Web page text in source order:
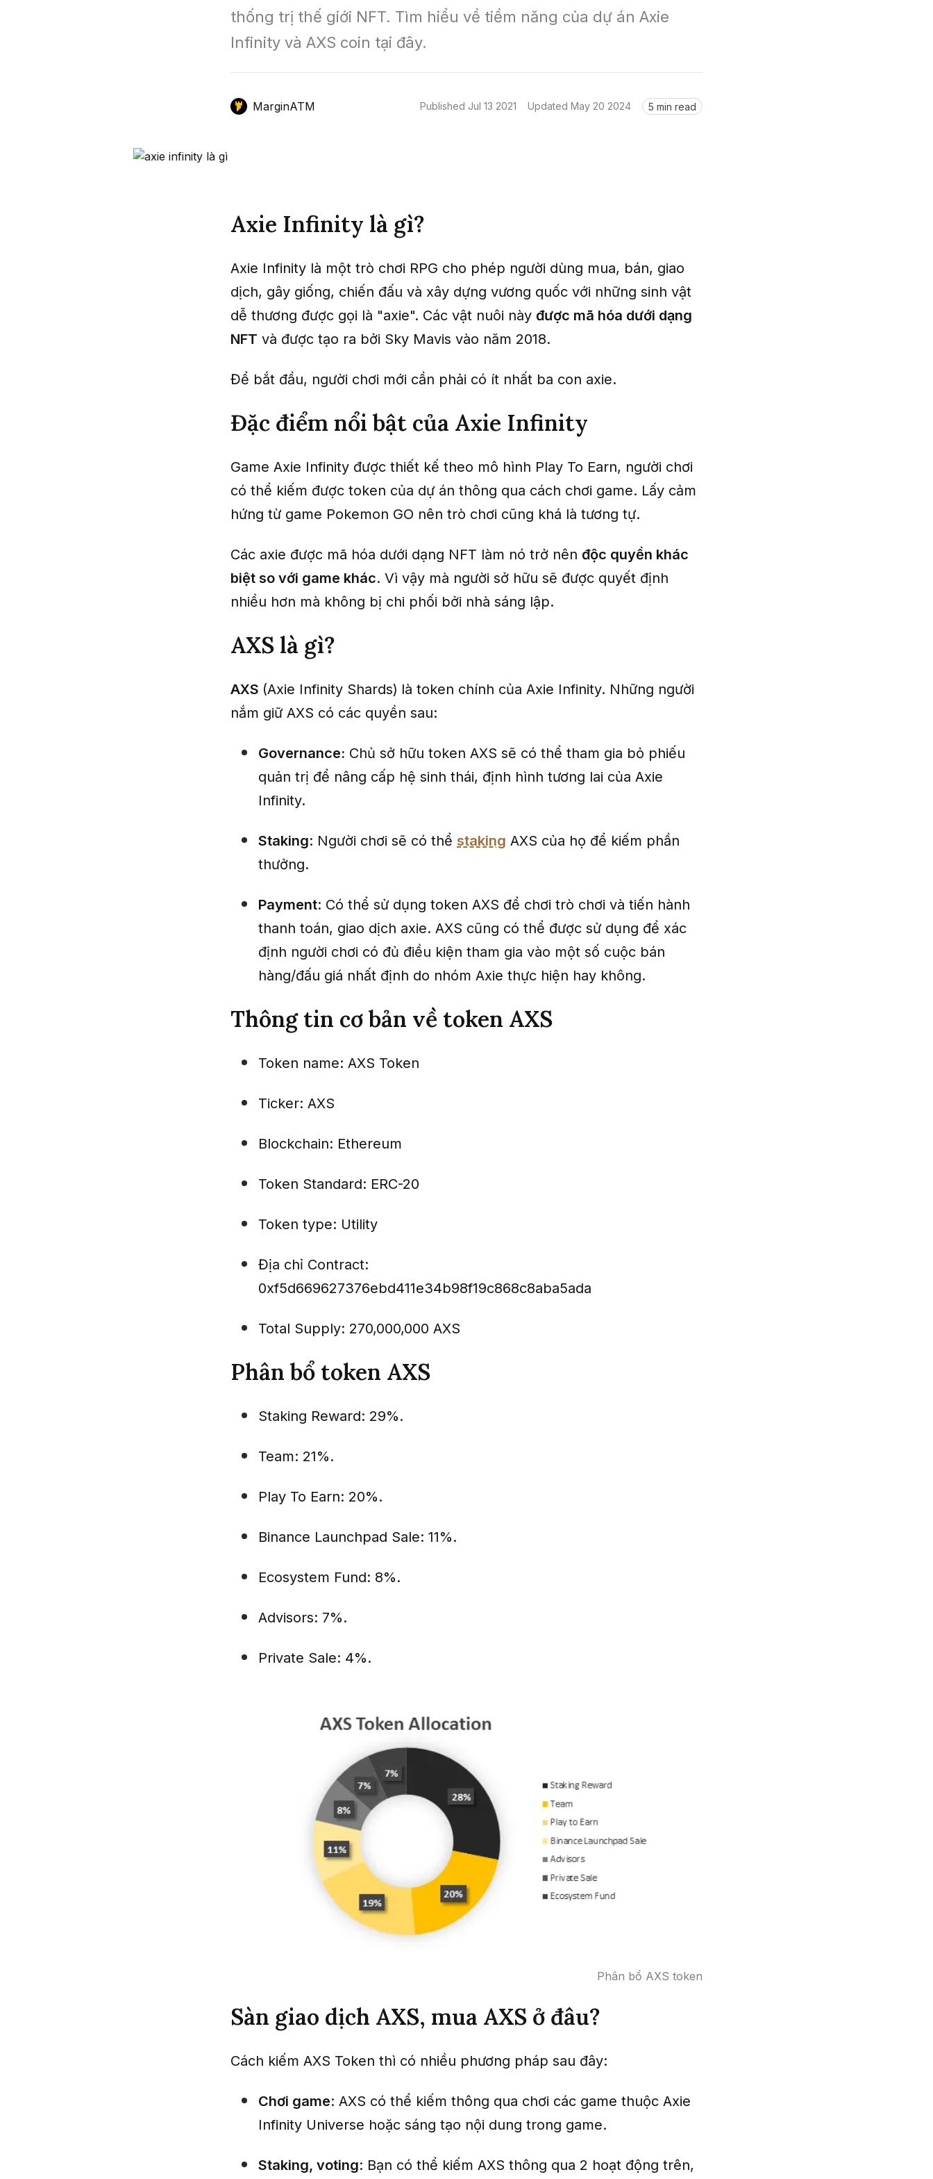
thống trị thế giới NFT. Tìm hiểu về tiềm năng của dự án Axie
Infinity và AXS coin tại đây.
MarginATM Published Jul 13 2021 Updated May 20 2024 5 min read
Axie Infinity là gì?
Axie Infinity là một trò chơi RPG cho phép người dùng mua, bán, giao
dịch, gây giống, chiến đấu và xây dựng vương quốc với những sinh vật
dễ thương được gọi là "axie". Các vật nuôi này được mã hóa dưới dạng
NFT và được tạo ra bởi Sky Mavis vào năm 2018.
Để bắt đầu, người chơi mới cần phải có ít nhất ba con axie.
Đặc điểm nổi bật của Axie Infinity
Game Axie Infinity được thiết kế theo mô hình Play To Earn, người chơi
có thể kiếm được token của dự án thông qua cách chơi game. Lấy cảm
hứng từ game Pokemon GO nên trò chơi cũng khá là tương tự.
Các axie được mã hóa dưới dạng NFT làm nó trở nên độc quyền khác
biệt so với game khác. Vì vậy mà người sở hữu sẽ được quyết định
nhiều hơn mà không bị chi phối bởi nhà sáng lập.
AXS là gì?
AXS (Axie Infinity Shards) là token chính của Axie Infinity. Những người
nắm giữ AXS có các quyền sau:
Governance: Chủ sở hữu token AXS sẽ có thể tham gia bỏ phiếu
quản trị để nâng cấp hệ sinh thái, định hình tương lai của Axie
Infinity.
Staking: Người chơi sẽ có thể staking AXS của họ để kiếm phần
thưởng.
Payment: Có thể sử dụng token AXS để chơi trò chơi và tiến hành
thanh toán, giao dịch axie. AXS cũng có thể được sử dụng để xác
định người chơi có đủ điều kiện tham gia vào một số cuộc bán
hàng/đấu giá nhất định do nhóm Axie thực hiện hay không.
Thông tin cơ bản về token AXS
Token name: AXS Token
Ticker: AXS
Blockchain: Ethereum
Token Standard: ERC-20
Token type: Utility
Địa chỉ Contract:
0xf5d669627376ebd411e34b98f19c868c8aba5ada
Total Supply: 270,000,000 AXS
Phân bổ token AXS
Staking Reward: 29%.
Team: 21%.
Play To Earn: 20%.
Binance Launchpad Sale: 11%.
Ecosystem Fund: 8%.
Advisors: 7%.
Private Sale: 4%.
Phân bổ AXS token
Sàn giao dịch AXS, mua AXS ở đâu?
Cách kiếm AXS Token thì có nhiều phương pháp sau đây:
Chơi game: AXS có thể kiếm thông qua chơi các game thuộc Axie
Infinity Universe hoặc sáng tạo nội dung trong game.
Staking, voting: Bạn có thể kiếm AXS thông qua 2 hoạt động trên,